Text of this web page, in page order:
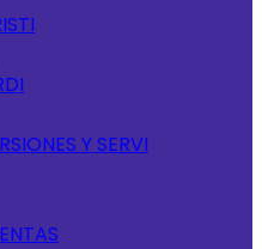
Y SERVI